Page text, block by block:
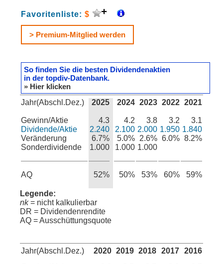
Favoritenliste: $
> Premium-Mitglied werden
So finden Sie die besten Dividendenaktien
in der topdiv-Datenbank.
» Hier klicken
Jahr(Abschl.Dez.)
Gewinn/Aktie
Dividende/Aktie
Veränderung
Sonderdividende
AQ
2025
4.3
2.240
6.7%
1.000
52%
2024
4.2
2.100
5.0%
1.000
50%
2023
3.8
2.000
2.6%
1.000
53%
2022
3.2
1.950
6.0%
60%
2021
3.1
1.840
8.2%
59%
Legende:
nk= nicht kalkulierbar
DR = Dividendenrendite
AQ = Ausschüttungsquote
Jahr(Abschl.Dez.) 2020 2019 2018 2017 2016